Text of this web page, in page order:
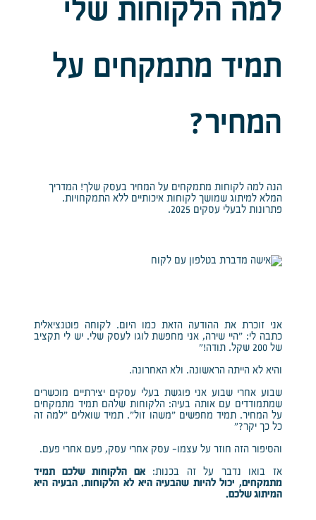
למה הלקוחות שלי
תמיד מתמקחים על
המחיר?
הנה למה לקוחות מתמקחים על המחיר בעסק שלך! המדריך
המלא למיתוג שמושך לקוחות איכותיים ללא התמקחויות.
פתרונות לבעלי עסקים 2025.
אני זוכרת את ההודעה הזאת כמו היום. לקוחה פוטנציאלית
כתבה לי: “היי שירה, אני מחפשת לוגו לעסק שלי. יש לי תקציב
של 200 שקל. תודה!”
והיא לא הייתה הראשונה. ולא האחרונה.
שבוע אחרי שבוע אני פוגשת בעלי עסקים יצירתיים מוכשרים
שמתמודדים עם אותה בעיה: הלקוחות שלהם תמיד מתמקחים
על המחיר. תמיד מחפשים “משהו זול”. תמיד שואלים “למה זה
כל כך יקר?”
והסיפור הזה חוזר על עצמו- עסק אחרי עסק, פעם אחרי פעם.
אז בואו נדבר על זה בכנות:אם הלקוחות שלכם תמיד
מתמקחים, יכול להיות שהבעיה היא לא הלקוחות. הבעיה היא
המיתוג שלכם.